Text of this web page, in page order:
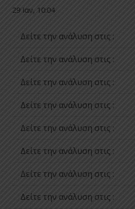
29 Ιαν, 10:04
Δείτε την ανάλυση στις :
Δείτε την ανάλυση στις :
Δείτε την ανάλυση στις :
Δείτε την ανάλυση στις :
Δείτε την ανάλυση στις :
Δείτε την ανάλυση στις :
Δείτε την ανάλυση στις :
Δείτε την ανάλυση στις :